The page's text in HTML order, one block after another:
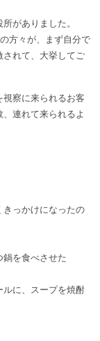
がありました。
方々が、まず自分で
れて、大挙してご
察に来られるお客
連れて来られるよ
きっかけになったの
鍋を食べさせた
ルに、スープを焼酎